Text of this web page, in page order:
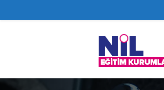
Nil
Eğitim
Kurumları